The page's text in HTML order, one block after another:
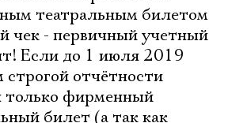
театральным билетом
чек - первичный учетный
Если до 1 июля 2019
строгой отчётности
только фирменный
билет (а так как